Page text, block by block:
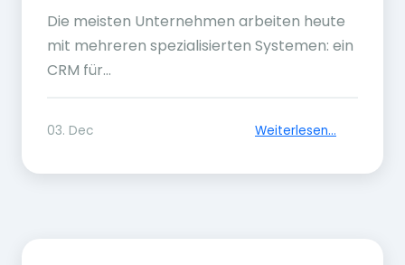
Die meisten Unternehmen arbeiten heute
mit mehreren spezialisierten Systemen: ein
CRM für...
03. Dec Weiterlesen...